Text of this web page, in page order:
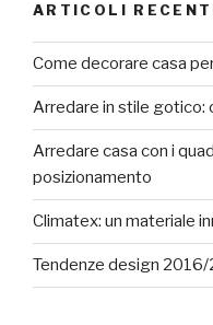
ARTICOLI
Come decorare casa
Arredare in stile gotico:
Arredare casa con i
posizionamento
Climatex: un materiale
Tendenze design